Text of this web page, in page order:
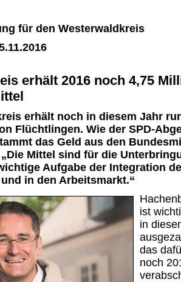
für den Westerwaldkreis
erhält 2016 noch 4,75
erhält noch in diesem Jahr
Flüchtlingen. Wie der SPD-
das Geld aus den
Mittel sind für die
Aufgabe der Integration
in den Arbeitsmarkt.“
ist
in
das
noch